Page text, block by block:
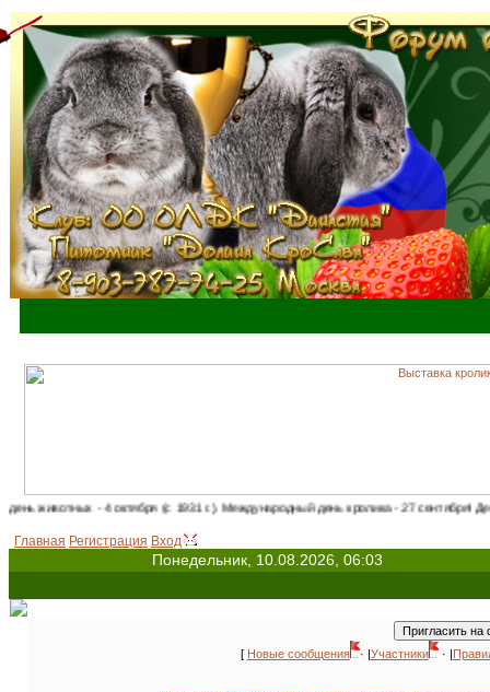
- 4 октября (с 1931 г.). Международный день кролика - 27 сентября! День кошек в
Главная Регистрация Вход
Понедельник, 10.08.2026, 06:03
[ Новые сообщения · |Участники · |